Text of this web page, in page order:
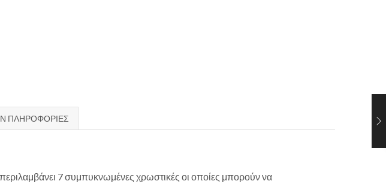
ΠΛΗΡΟΦΟΡΊΕΣ
7 συμπυκνωμένες χρωστικές οι οποίες μπορούν να